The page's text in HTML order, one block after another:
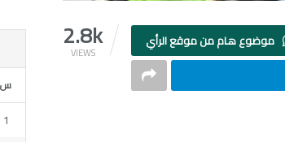
2.8k
VIEWS
موضوع هام من موقع الرأي
س
1